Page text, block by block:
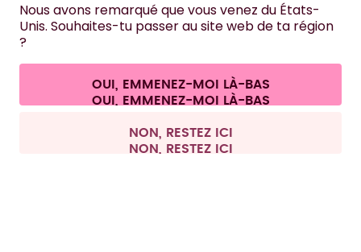
NOUS CONTACTER
Conditions générales de vente et informations aux clients
Politique de confidentialité Mentions légales
Se rétracter du contrat
Tous les prix sont TTC et hors frais de port.
Nous avons remarqué que vous venez du États-
Unis. Souhaites-tu passer au site web de ta région
?
OUI, EMMENEZ-MOI LÀ-BAS
NON, RESTEZ ICI